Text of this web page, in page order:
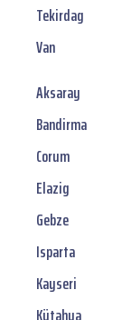
Tekirdag
Van
Aksaray
Bandirma
Corum
Elazig
Gebze
Isparta
Kayseri